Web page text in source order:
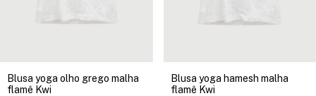
Blusa yoga olho grego malha
flamê Kwi
Blusa yoga hamesh malha
flamê Kwi